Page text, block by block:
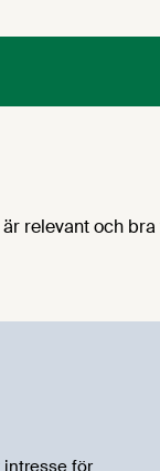
relevant och
intresse för